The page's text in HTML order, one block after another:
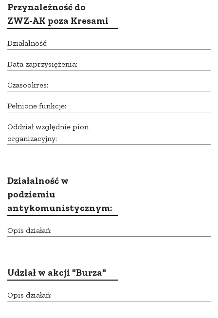
Przynależność do
ZWZ-AK poza Kresami
Działalność:
Data zaprzysiężenia:
Czasookres:
Pełnione funkcje:
Oddział względnie pion
organizacyjny:
Działalność w
podziemiu
antykomunistycznym:
Opis działań:
Udział w akcji "Burza"
Opis działań: